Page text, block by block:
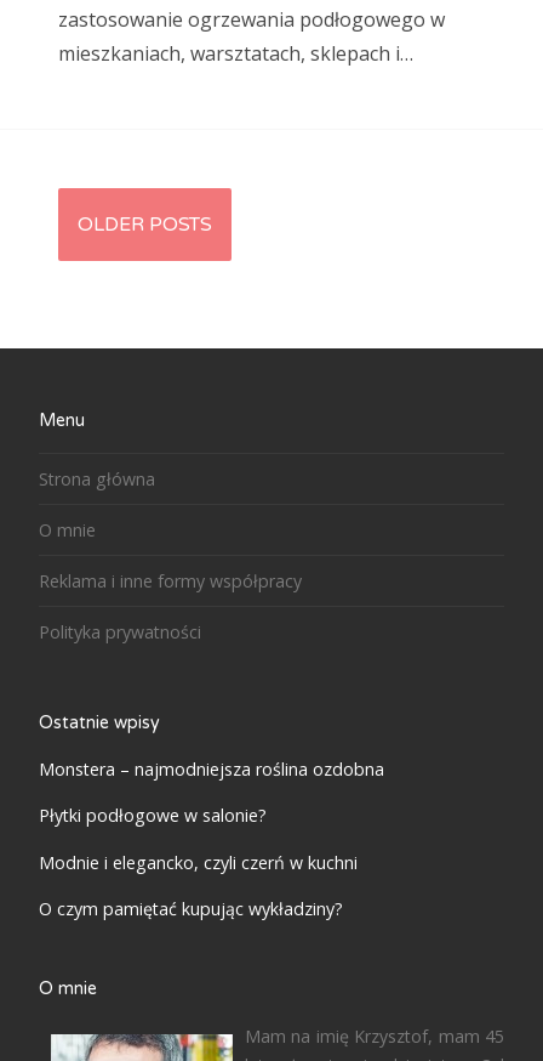
zastosowanie ogrzewania podłogowego w
mieszkaniach, warsztatach, sklepach i…
Posts navigation
OLDER POSTS
Menu
Strona główna
O mnie
Reklama i inne formy współpracy
Polityka prywatności
Ostatnie wpisy
Monstera – najmodniejsza roślina ozdobna
Płytki podłogowe w salonie?
Modnie i elegancko, czyli czerń w kuchni
O czym pamiętać kupując wykładziny?
O mnie
Mam na imię Krzysztof, mam 45